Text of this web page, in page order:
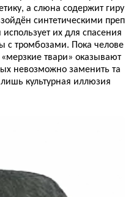
а слюна содержит гиру
синтетическими преп
их для спасения
с тромбозами. Пока челове
твари» оказывают
невозможно заменить та
культурная иллюзия